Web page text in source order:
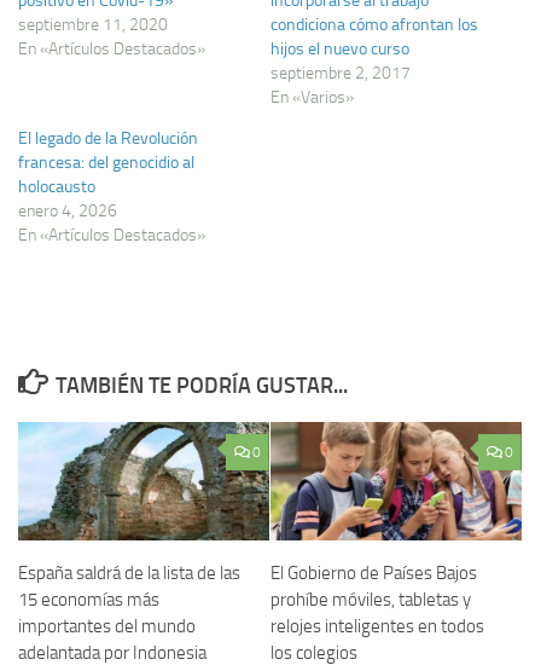
septiembre 11, 2020
En «Artículos Destacados»
condiciona cómo afrontan los
hijos el nuevo curso
septiembre 2, 2017
En «Varios»
El legado de la Revolución
francesa: del genocidio al
holocausto
enero 4, 2026
En «Artículos Destacados»
TAMBIÉN TE PODRÍA GUSTAR...
0
España saldrá de la lista de las
15 economías más
importantes del mundo
adelantada por Indonesia
0
El Gobierno de Países Bajos
prohíbe móviles, tabletas y
relojes inteligentes en todos
los colegios